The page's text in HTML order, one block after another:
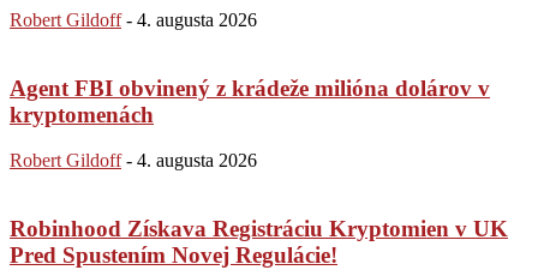
Robert Gildoff - 4. augusta 2026
Agent FBI obvinený z krádeže milióna dolárov v
kryptomenách
Robert Gildoff - 4. augusta 2026
Robinhood Získava Registráciu Kryptomien v UK
Pred Spustením Novej Regulácie!